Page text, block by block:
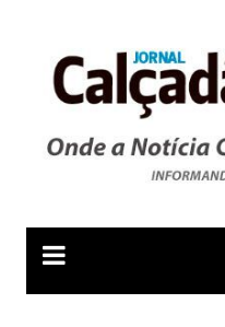
conteúdo